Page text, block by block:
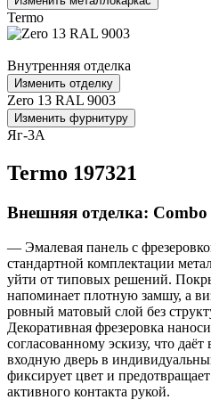
Termo
Внутренняя отделка
Изменить отделку
Zero 13 RAL 9003
Изменить фурнитуру
Яг-3А
Termo 197321
Внешняя отделка:
— Эмалевая панель с
стандартной комплектации
уйти от типовых решений.
напоминает плотную замшу, а
ровный матовый слой без
Декоративная фрезеровка
согласованному эскизу, что
входную дверь в
фиксирует цвет и
активного контакта рукой.